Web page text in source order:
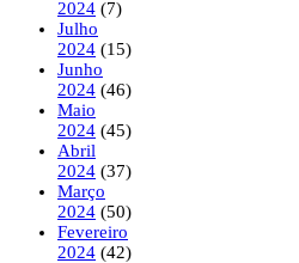
2024 (7)
Julho
2024 (15)
Junho
2024 (46)
Maio
2024 (45)
Abril
2024 (37)
Março
2024 (50)
Fevereiro
2024 (42)